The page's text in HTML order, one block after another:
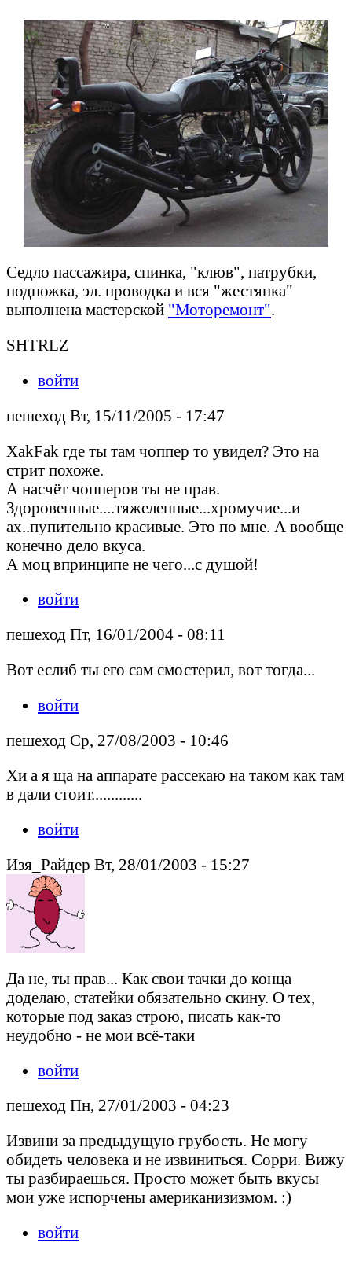
Седло пассажира, спинка, "клюв", патрубки,
подножка, эл. проводка и вся "жестянка"
выполнена мастерской "Моторемонт".
SHTRLZ
войти
пешеход Вт, 15/11/2005 - 17:47
XakFak где ты там чоппер то увидел? Это на
стрит похоже.
А насчёт чопперов ты не прав.
Здоровенные....тяжеленные...хромучие...и
ах..пупительно красивые. Это по мне. А вообще
конечно дело вкуса.
А моц впринципе не чего...с душой!
войти
пешеход Пт, 16/01/2004 - 08:11
Вот еслиб ты его сам смостерил, вот тогда...
войти
пешеход Ср, 27/08/2003 - 10:46
Хи а я ща на аппарате рассекаю на таком как там
в дали стоит.............
войти
Изя_Райдер Вт, 28/01/2003 - 15:27
Да не, ты прав... Как свои тачки до конца
доделаю, статейки обязательно скину. О тех,
которые под заказ строю, писать как-то
неудобно - не мои всё-таки
войти
пешеход Пн, 27/01/2003 - 04:23
Извини за предыдущую грубость. Не могу
обидеть человека и не извиниться. Сорри. Вижу
ты разбираешься. Просто может быть вкусы
мои уже испорчены американизизмом. :)
войти